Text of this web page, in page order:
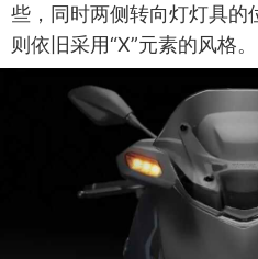
些，同时两侧转向灯灯具的
则依旧采用“X”元素的风格。